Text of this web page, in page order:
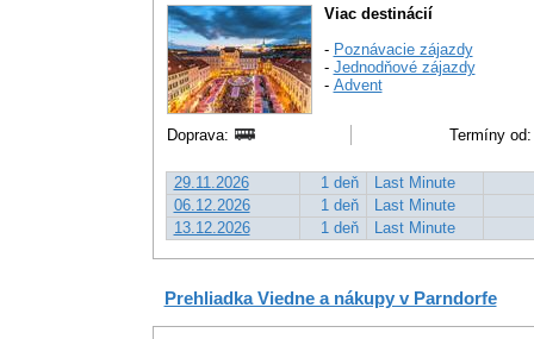
Viac destinácií
- Poznávacie zájazdy
- Jednodňové zájazdy
- Advent
Doprava: Termíny
29.11.2026 1 deň
Last Minute
06.12.2026
1 deň
Last Minute
13.12.2026
1 deň Last Minute
Prehliadka Viedne a nákupy v Parndorfe